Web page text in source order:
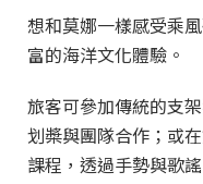
想和莫娜一樣感受乘
富的海洋文化體驗。
旅客可參加傳統的支
划槳與團隊合作；或
課程，透過手勢與歌